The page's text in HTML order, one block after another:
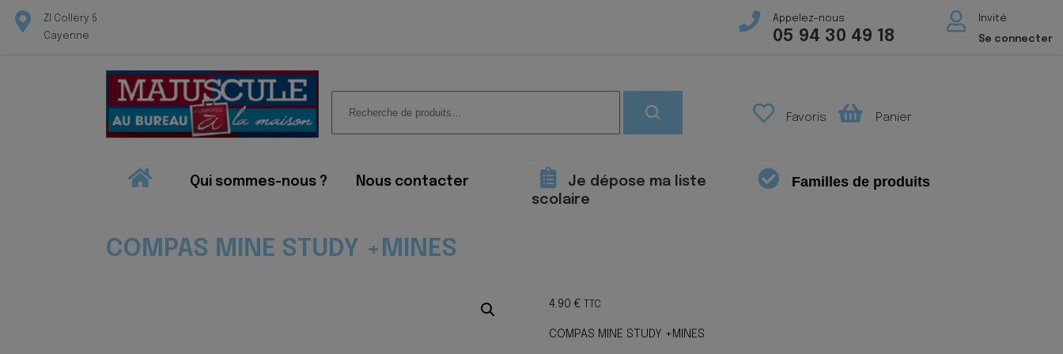
ZI Collery 5
Cayenne
Appelez-nous
05 94 30 49 18
Invité
Se connecter
pour :
Favoris Panier
Qui sommes-nous ? Nous contacter
Je dépose ma liste
scolaire
Familles de produits
COMPAS MINE STUDY +MINES
4.90 € TTC
COMPAS MINE STUDY +MINES